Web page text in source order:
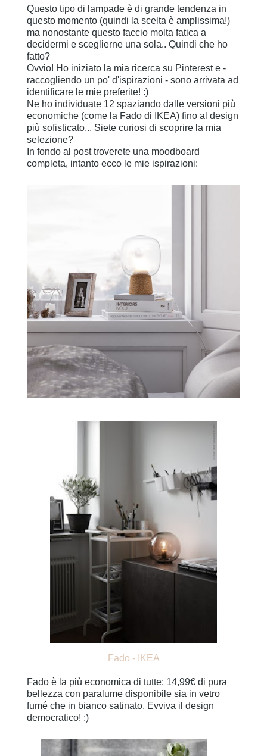
Questo tipo di lampade è di grande tendenza in
questo momento (quindi la scelta è amplissima!)
ma nonostante questo faccio molta fatica a
decidermi e sceglierne una sola.. Quindi che ho
fatto?
Ovvio! Ho iniziato la mia ricerca su Pinterest e -
raccogliendo un po' d'ispirazioni - sono arrivata ad
identificare le mie preferite! :)
Ne ho individuate 12 spaziando dalle versioni più
economiche (come la Fado di IKEA) fino al design
più sofisticato... Siete curiosi di scoprire la mia
selezione?
In fondo al post troverete una moodboard
completa, intanto ecco le mie ispirazioni:
Fado - IKEA
Fado è la più economica di tutte: 14,99€ di pura
bellezza con paralume disponibile sia in vetro
fumé che in bianco satinato. Evviva il design
democratico! :)